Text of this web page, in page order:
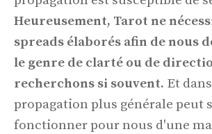
Heureusement, Tarot ne
spreads élaborés afin de nous
le genre de clarté ou de
recherchons si souvent. Et
propagation plus générale peut
fonctionner pour nous d'une